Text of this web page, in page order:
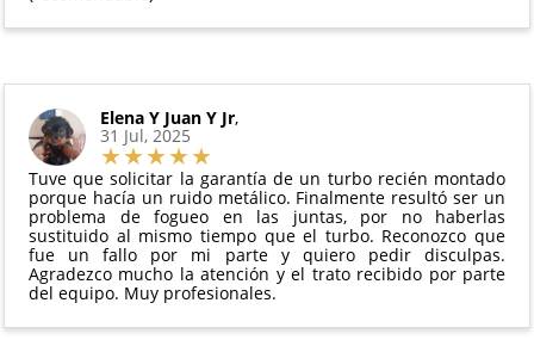
Elena Y Juan Y Jr,
31 Jul, 2025
Tuve que solicitar la garantía de un turbo recién montado
porque hacía un ruido metálico. Finalmente resultó ser un
problema de fogueo en las juntas, por no haberlas
sustituido al mismo tiempo que el turbo. Reconozco que
fue un fallo por mi parte y quiero pedir disculpas.
Agradezco mucho la atención y el trato recibido por parte
del equipo. Muy profesionales.